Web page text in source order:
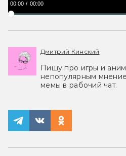
00:00 00:00
Дмитрий Кинский
Пишу про игры и
непопулярным
мемы в рабочий чат.